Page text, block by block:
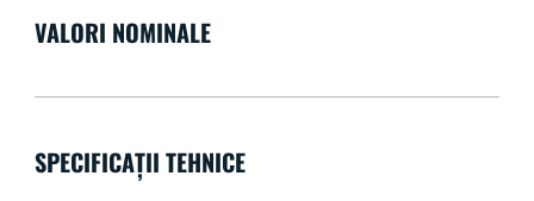
VALORI NOMINALE
SPECIFICAȚII TEHNICE